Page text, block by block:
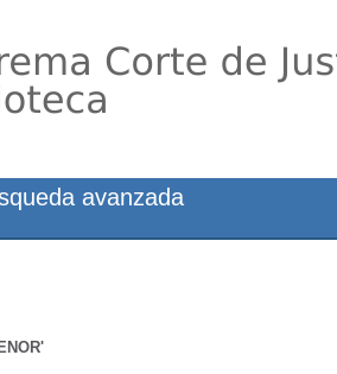
avanzada